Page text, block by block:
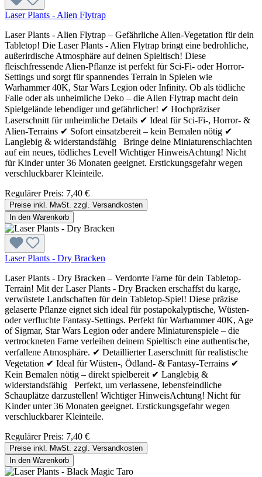
Laser Plants - Alien Flytrap
Laser Plants - Alien Flytrap – Gefährliche Alien-Vegetation für dein
Tabletop! Die Laser Plants - Alien Flytrap bringt eine bedrohliche,
außerirdische Atmosphäre auf deinen Spieltisch! Diese
fleischfressende Alien-Pflanze ist perfekt für Sci-Fi- oder Horror-
Settings und sorgt für spannendes Terrain in Spielen wie
Warhammer 40K, Star Wars Legion oder Infinity. Ob als tödliche
Falle oder als unheimliche Deko – die Alien Flytrap macht dein
Spielgelände lebendiger und gefährlicher! ✔ Hochpräziser
Laserschnitt für unheimliche Details ✔ Ideal für Sci-Fi-, Horror- &
Alien-Terrains ✔ Sofort einsatzbereit – kein Bemalen nötig ✔
Langlebig & widerstandsfähig Bringe deine Miniaturenschlachten
auf ein neues, tödliches Level! Wichtiger HinweisAchtung! Nicht
für Kinder unter 36 Monaten geeignet. Erstickungsgefahr wegen
verschluckbarer Kleinteile.
Regulärer Preis: 7,40 €
Preise inkl. MwSt. zzgl. Versandkosten
In den Warenkorb
Laser Plants - Dry Bracken
Laser Plants - Dry Bracken – Verdorrte Farne für dein Tabletop-
Terrain! Mit der Laser Plants - Dry Bracken erschaffst du karge,
verwüstete Landschaften für dein Tabletop-Spiel! Diese präzise
gelaserte Pflanze eignet sich ideal für postapokalyptische, Wüsten-
oder verfluchte Fantasy-Settings. Perfekt für Warhammer 40K, Age
of Sigmar, Star Wars Legion oder andere Miniaturenspiele – die
vertrockneten Farne verleihen deinem Spieltisch eine authentische,
verfallene Atmosphäre. ✔ Detaillierter Laserschnitt für realistische
Vegetation ✔ Ideal für Wüsten-, Ödland- & Fantasy-Terrains ✔
Kein Bemalen nötig – direkt spielbereit ✔ Langlebig &
widerstandsfähig Perfekt, um verlassene, lebensfeindliche
Schauplätze darzustellen! Wichtiger HinweisAchtung! Nicht für
Kinder unter 36 Monaten geeignet. Erstickungsgefahr wegen
verschluckbarer Kleinteile.
Regulärer Preis: 7,40 €
Preise inkl. MwSt. zzgl. Versandkosten
In den Warenkorb